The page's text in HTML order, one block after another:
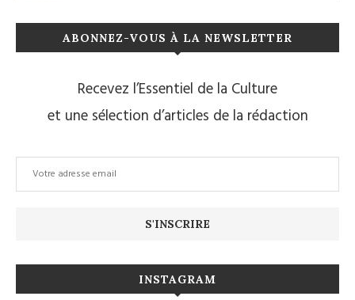
ABONNEZ-VOUS À LA NEWSLETTER
Recevez l’Essentiel de la Culture
et une sélection d’articles de la rédaction
INSTAGRAM